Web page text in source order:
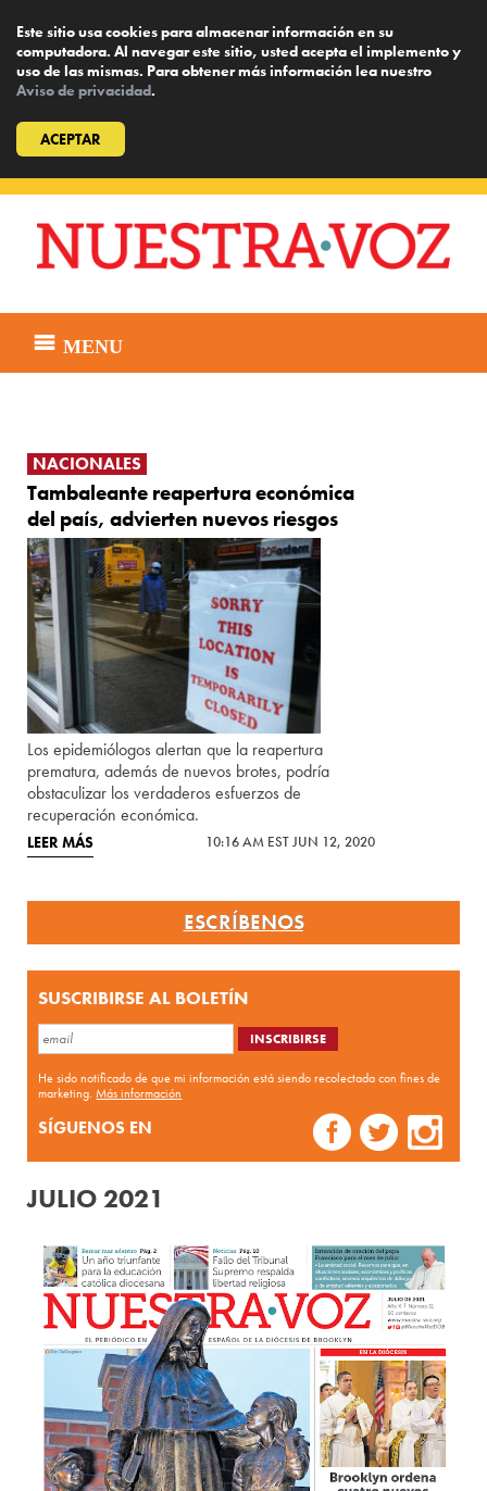
Este sitio usa cookies para almacenar información en su
computadora. Al navegar este sitio, usted acepta el implemento y
uso de las mismas. Para obtener más información lea nuestro
Aviso de privacidad.
ACEPTAR
content
MENU
NACIONALES
Tambaleante reapertura económica
del país, advierten nuevos riesgos
Los epidemiólogos alertan que la reapertura
prematura, además de nuevos brotes, podría
obstaculizar los verdaderos esfuerzos de
recuperación económica.
LEER MÁS 10:16 AM EST JUN 12, 2020
ESCRÍBENOS
SUSCRIBIRSE AL BOLETÍN
He sido notificado de que mi información está siendo recolectada con fines de
marketing.Más información
SÍGUENOS EN
JULIO 2021